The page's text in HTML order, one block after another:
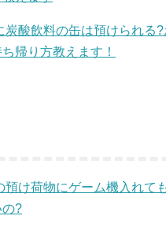
炭酸飲料の缶は預けられる
帰り方教えます！
預け荷物にゲーム機入れて
の?